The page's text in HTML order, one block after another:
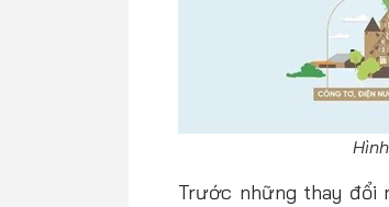
Trước những thay đổi